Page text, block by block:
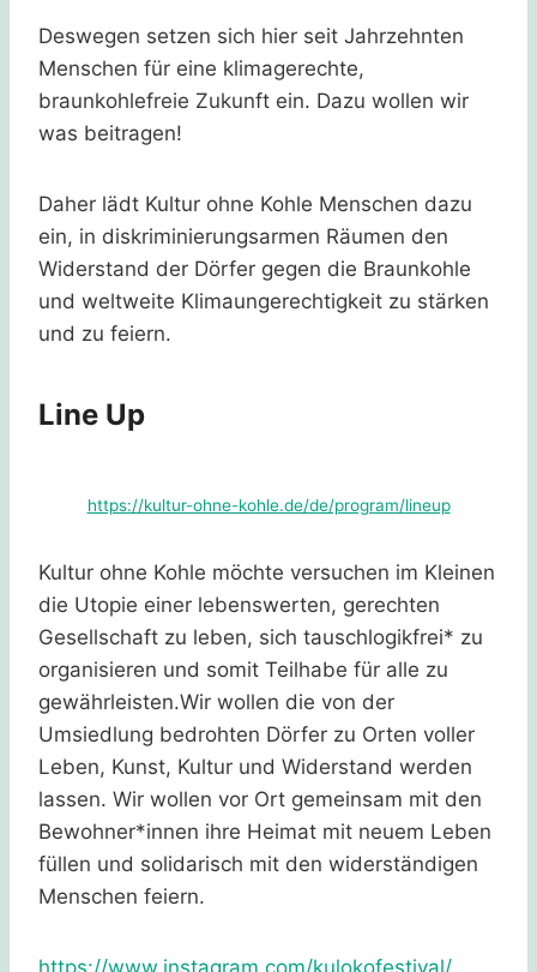
Deswegen setzen sich hier seit Jahrzehnten
Menschen für eine klimagerechte,
braunkohlefreie Zukunft ein. Dazu wollen wir
was beitragen!
Daher lädt Kultur ohne Kohle Menschen dazu
ein, in diskriminierungsarmen Räumen den
Widerstand der Dörfer gegen die Braunkohle
und weltweite Klimaungerechtigkeit zu stärken
und zu feiern.
Line Up
https://kultur-ohne-kohle.de/de/program/lineup
Kultur ohne Kohle möchte versuchen im Kleinen
die Utopie einer lebenswerten, gerechten
Gesellschaft zu leben, sich tauschlogikfrei* zu
organisieren und somit Teilhabe für alle zu
gewährleisten.Wir wollen die von der
Umsiedlung bedrohten Dörfer zu Orten voller
Leben, Kunst, Kultur und Widerstand werden
lassen. Wir wollen vor Ort gemeinsam mit den
Bewohner*innen ihre Heimat mit neuem Leben
füllen und solidarisch mit den widerständigen
Menschen feiern.